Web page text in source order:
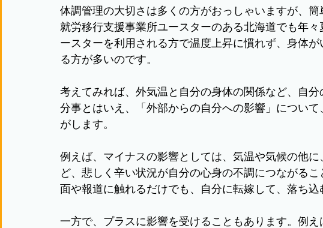
体調管理の大切さは多くの方がおっしゃいますが、簡
就労移行支援事業所ユースターのある北海道でも年
ースターを利用される方で温度上昇に慣れず、身体
る方が多いのです。
考えてみれば、外気温と自分の身体の関係など、自
分事とはいえ、「外部からの自分への影響」につい
がします。
例えば、マイナスの影響としては、気温や気候の他
ど、悲しく辛い状況が自分の心身の不調につながる
面や報道に触れるだけでも、自分に転嫁して、落ち込
一方で、プラスに影響を受けることもあります。例